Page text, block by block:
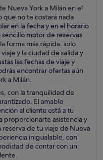
Nueva York a Milán en el
que no te costará nada
en la fecha y en el horario
motor de reservas
forma más rápida: solo
y la ciudad de salida y
las fechas de viaje y
encontrar ofertas aún
a Milán.
con la tranquilidad de
El amable
al cliente está a tu
proporcionarte asistencia y
de tu viaje de Nueva
inigualable, con
de contar con un